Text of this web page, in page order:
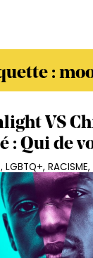
:
VS
: Qui de
, LGBTQ+, RACISME,